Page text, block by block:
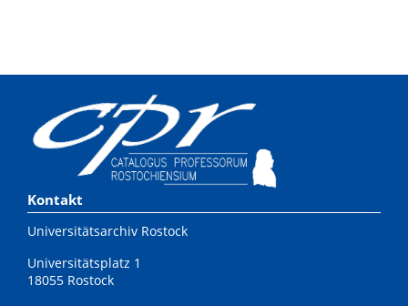
Kontakt
Universitätsarchiv Rostock
Universitätsplatz 1
18055 Rostock